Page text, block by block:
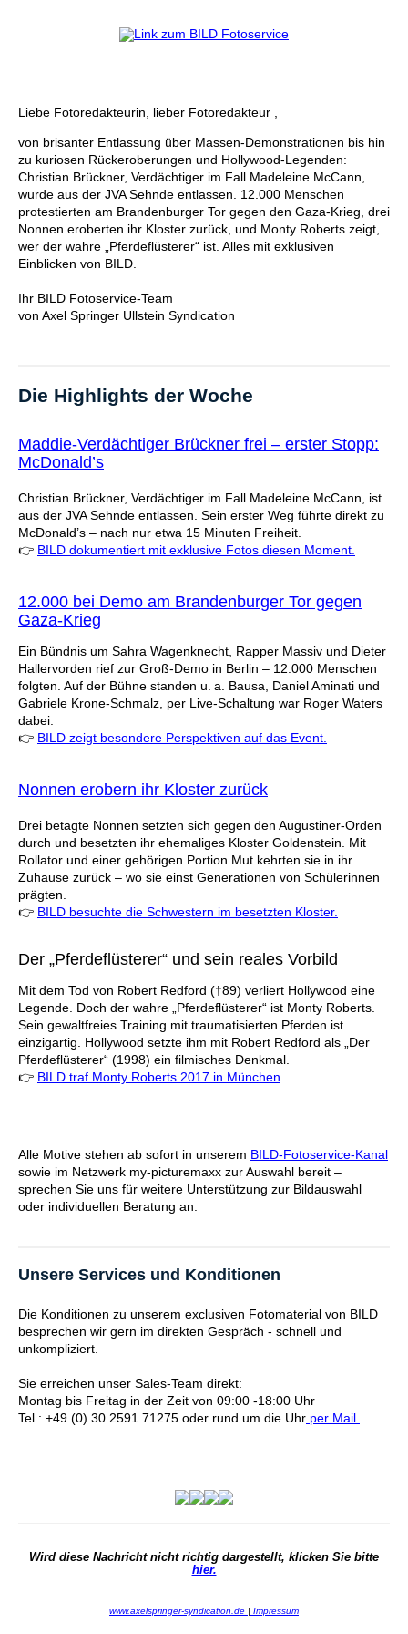
Liebe Fotoredakteurin, lieber Fotoredakteur ,
von brisanter Entlassung über Massen-Demonstrationen bis hin
zu kuriosen Rückeroberungen und Hollywood-Legenden:
Christian Brückner, Verdächtiger im Fall Madeleine McCann,
wurde aus der JVA Sehnde entlassen. 12.000 Menschen
protestierten am Brandenburger Tor gegen den Gaza-Krieg, drei
Nonnen eroberten ihr Kloster zurück, und Monty Roberts zeigt,
wer der wahre „Pferdeflüsterer“ ist. Alles mit exklusiven
Einblicken von BILD.
Ihr BILD Fotoservice-Team
von Axel Springer Ullstein Syndication
Die Highlights der Woche
Maddie-Verdächtiger Brückner frei – erster Stopp:
McDonald’s
Christian Brückner, Verdächtiger im Fall Madeleine McCann, ist
aus der JVA Sehnde entlassen. Sein erster Weg führte direkt zu
McDonald’s – nach nur etwa 15 Minuten Freiheit.
👉 BILD dokumentiert mit exklusive Fotos diesen Moment.
12.000 bei Demo am Brandenburger Tor gegen
Gaza-Krieg
Ein Bündnis um Sahra Wagenknecht, Rapper Massiv und Dieter
Hallervorden rief zur Groß-Demo in Berlin – 12.000 Menschen
folgten. Auf der Bühne standen u. a. Bausa, Daniel Aminati und
Gabriele Krone-Schmalz, per Live-Schaltung war Roger Waters
dabei.
👉 BILD zeigt besondere Perspektiven auf das Event.
Nonnen erobern ihr Kloster zurück
Drei betagte Nonnen setzten sich gegen den Augustiner-Orden
durch und besetzten ihr ehemaliges Kloster Goldenstein. Mit
Rollator und einer gehörigen Portion Mut kehrten sie in ihr
Zuhause zurück – wo sie einst Generationen von Schülerinnen
prägten.
👉 BILD besuchte die Schwestern im besetzten Kloster.
Der „Pferdeflüsterer“ und sein reales Vorbild
Mit dem Tod von Robert Redford (†89) verliert Hollywood eine
Legende. Doch der wahre „Pferdeflüsterer“ ist Monty Roberts.
Sein gewaltfreies Training mit traumatisierten Pferden ist
einzigartig. Hollywood setzte ihm mit Robert Redford als „Der
Pferdeflüsterer“ (1998) ein filmisches Denkmal.
👉 BILD traf Monty Roberts 2017 in München
Alle Motive stehen ab sofort in unserem BILD-Fotoservice-Kanal
sowie im Netzwerk my-picturemaxx zur Auswahl bereit –
sprechen Sie uns für weitere Unterstützung zur Bildauswahl
oder individuellen Beratung an.
Unsere Services und Konditionen
Die Konditionen zu unserem exclusiven Fotomaterial von BILD
besprechen wir gern im direkten Gespräch - schnell und
unkompliziert.
Sie erreichen unser Sales-Team direkt:
Montag bis Freitag in der Zeit von 09:00 -18:00 Uhr
Tel.: +49 (0) 30 2591 71275 oder rund um die Uhr per Mail.
Wird diese Nachricht nicht richtig dargestellt, klicken Sie bitte
hier.
www.axelspringer-syndication.de | Impressum